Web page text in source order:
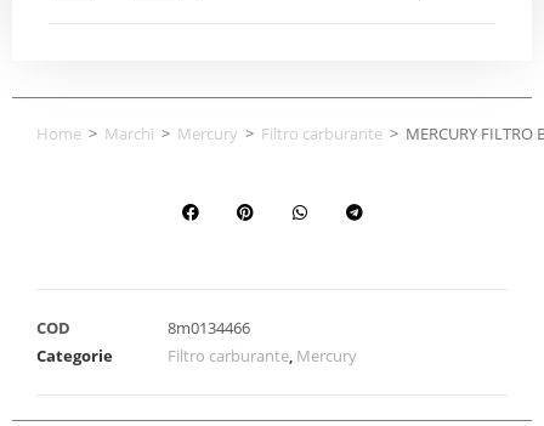
Home > Marchi > Mercury > Filtro carburante > MERCURY
COD
8m0134466
Categorie
Filtro carburante, Mercury